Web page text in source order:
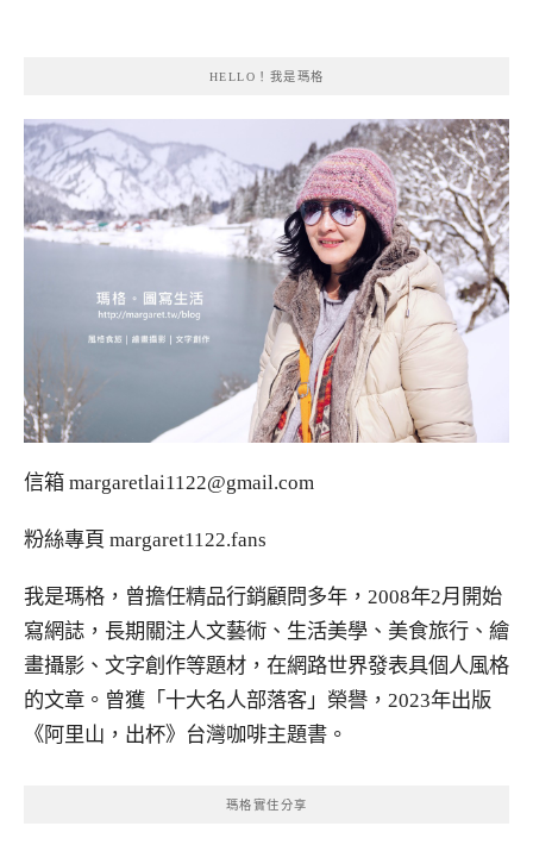
HELLO！我是瑪格
信箱 margaretlai1122@gmail.com
粉絲專頁 margaret1122.fans
我是瑪格，曾擔任精品行銷顧問多年，2008年2月開始
寫網誌，長期關注人文藝術、生活美學、美食旅行、繪
畫攝影、文字創作等題材，在網路世界發表具個人風格
的文章。曾獲「十大名人部落客」榮譽，2023年出版
《阿里山，出杯》台灣咖啡主題書。
瑪格實住分享